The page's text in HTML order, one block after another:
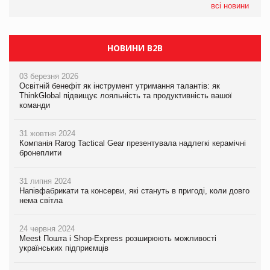
всі новини
НОВИНИ B2B
03 березня 2026
Освітній бенефіт як інструмент утримання талантів: як
ThinkGlobal підвищує лояльність та продуктивність вашої
команди
31 жовтня 2024
Компанія Rarog Tactical Gear презентувала надлегкі керамічні
бронеплити
31 липня 2024
Напівфабрикати та консерви, які стануть в пригоді, коли довго
нема світла
24 червня 2024
Meest Пошта і Shop-Express розширюють можливості
українських підприємців